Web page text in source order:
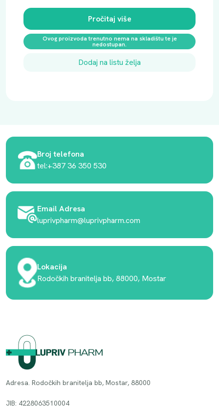
Pročitaj više
Ovog proizvoda trenutno nema na skladištu te je
nedostupan.
Dodaj na listu želja
Broj telefona
tel:+387 36 350 530
Email Adresa
luprivpharm@luprivpharm.com
Lokacija
Rodočkih branitelja bb, 88000, Mostar
Adresa. Rodočkih branitelja bb, Mostar, 88000
JIB: 4228063510004